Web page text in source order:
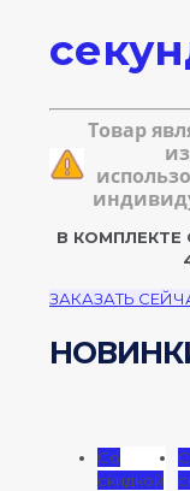
Товар
В КОМПЛЕКТЕ
ЗАКАЗАТЬ
Со
скидкой